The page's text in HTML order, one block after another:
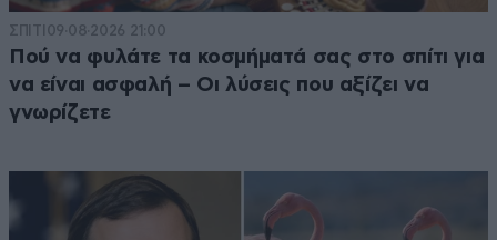
ΣΠΙΤΙ 09·08·2026 21:00
Πού να φυλάτε τα κοσμήματά σας στο σπίτι για
να είναι ασφαλή – Οι λύσεις που αξίζει να
γνωρίζετε